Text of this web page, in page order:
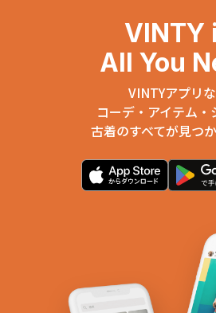
VINTY
All You
VINTYアプリ
コーデ・アイテム・
古着のすべてが見つか